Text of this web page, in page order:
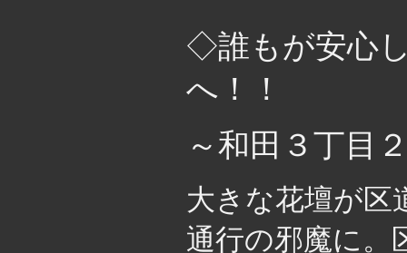
◇誰もが安心
へ！！
～和田３丁目
大きな花壇が区
通行の邪魔に。